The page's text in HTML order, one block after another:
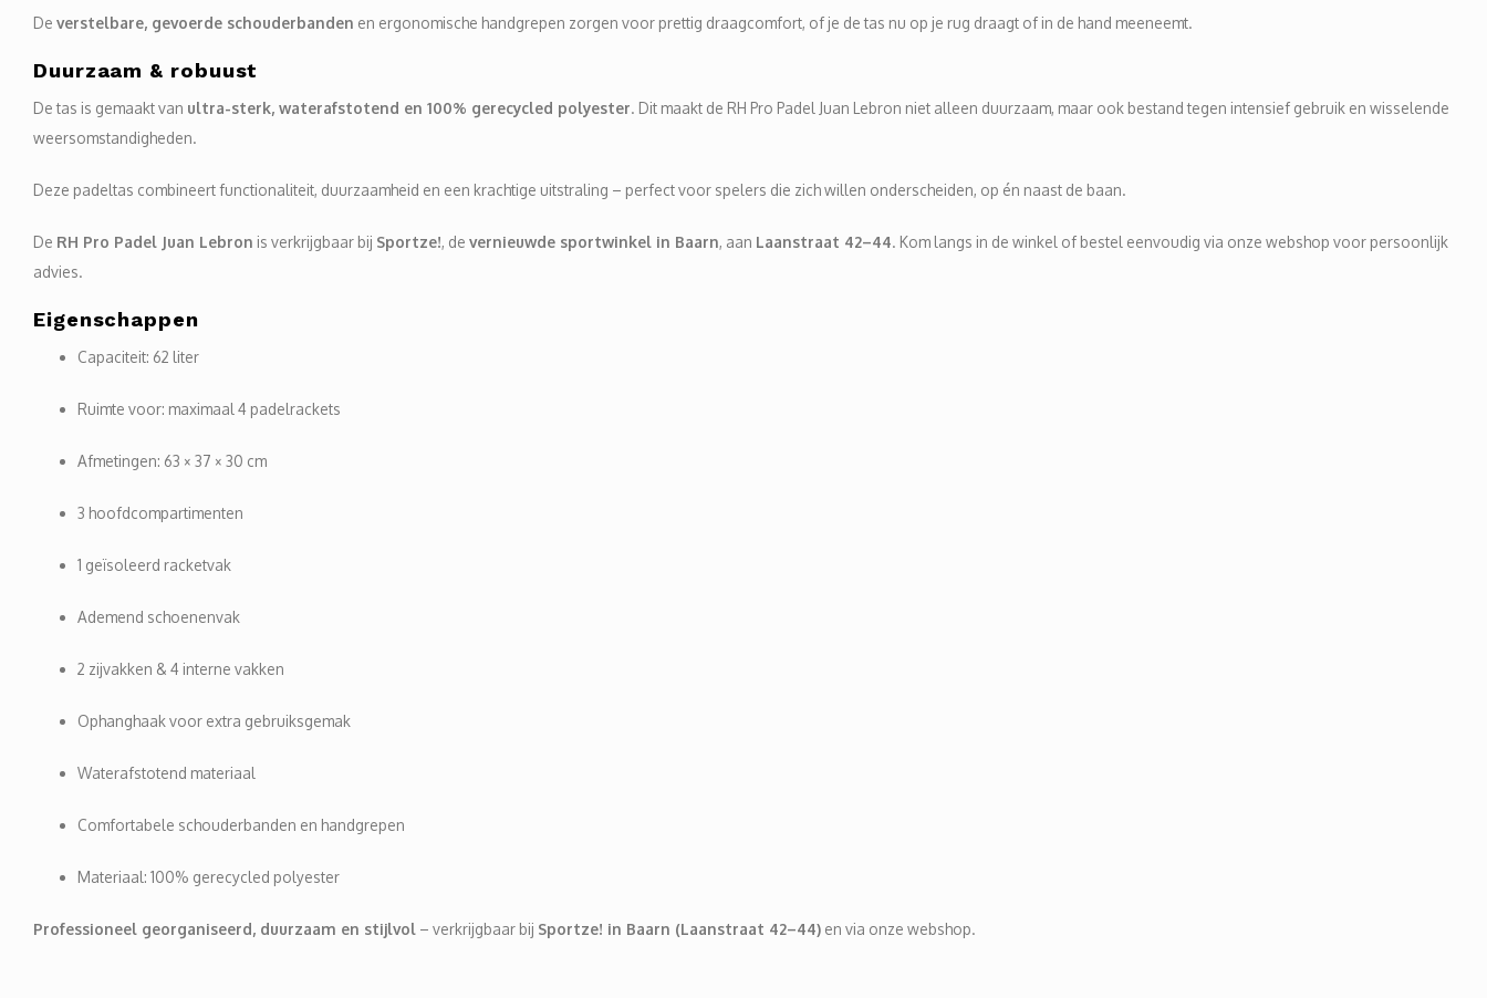
De verstelbare, gevoerde schouderbanden en ergonomische handgrepen zorgen voor prettig draagcomfort, of je de tas nu op je rug draagt of in de hand meeneemt.
Duurzaam & robuust
De tas is gemaakt van ultra-sterk, waterafstotend en 100% gerecycled polyester. Dit maakt de RH Pro Padel Juan Lebron niet alleen duurzaam, maar ook bestand tegen intensief gebruik en wisselende
weersomstandigheden.
Deze padeltas combineert functionaliteit, duurzaamheid en een krachtige uitstraling – perfect voor spelers die zich willen onderscheiden, op én naast de baan.
De RH Pro Padel Juan Lebron is verkrijgbaar bij Sportze!, de vernieuwde sportwinkel in Baarn, aan Laanstraat 42–44. Kom langs in de winkel of bestel eenvoudig via onze webshop voor persoonlijk
advies.
Eigenschappen
Capaciteit: 62 liter
Ruimte voor: maximaal 4 padelrackets
Afmetingen: 63 × 37 × 30 cm
3 hoofdcompartimenten
1 geïsoleerd racketvak
Ademend schoenenvak
2 zijvakken & 4 interne vakken
Ophanghaak voor extra gebruiksgemak
Waterafstotend materiaal
Comfortabele schouderbanden en handgrepen
Materiaal: 100% gerecycled polyester
Professioneel georganiseerd, duurzaam en stijlvol – verkrijgbaar bij Sportze! in Baarn (Laanstraat 42–44) en via onze webshop.